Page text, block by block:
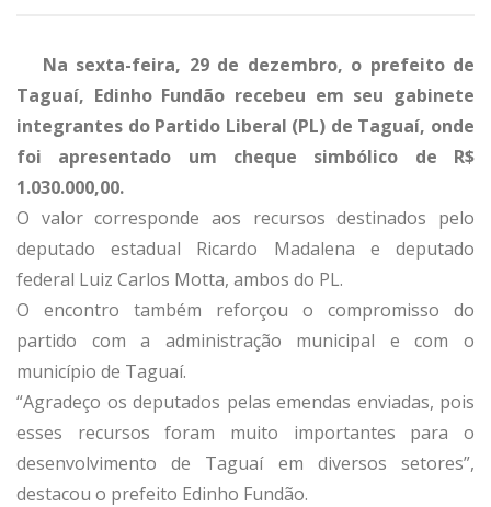
Na sexta-feira, 29 de dezembro, o prefeito de
Taguaí, Edinho Fundão recebeu em seu gabinete
integrantes do Partido Liberal (PL) de Taguaí, onde
foi apresentado um cheque simbólico de R$
1.030.000,00.
O valor corresponde aos recursos destinados pelo
deputado estadual Ricardo Madalena e deputado
federal Luiz Carlos Motta, ambos do PL.
O encontro também reforçou o compromisso do
partido com a administração municipal e com o
município de Taguaí.
“Agradeço os deputados pelas emendas enviadas, pois
esses recursos foram muito importantes para o
desenvolvimento de Taguaí em diversos setores”,
destacou o prefeito Edinho Fundão.